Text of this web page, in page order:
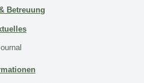
Betreuung